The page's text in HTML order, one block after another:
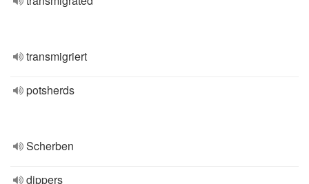
transmigriert
potsherds
Scherben
dippers